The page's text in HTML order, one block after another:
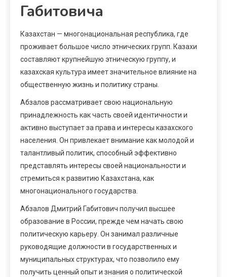
Габитовича
Казахстан — многонациональная республика, где
проживает большое число этнических групп. Казахи
составляют крупнейшую этническую группу, и
казахская культура имеет значительное влияние на
общественную жизнь и политику страны.
Абзалов рассматривает свою национальную
принадлежность как часть своей идентичности и
активно выступает за права и интересы казахского
населения. Он привлекает внимание как молодой и
талантливый политик, способный эффективно
представлять интересы своей национальности и
стремиться к развитию Казахстана, как
многонационального государства.
Абзалов Дмитрий Габитович получил высшее
образование в России, прежде чем начать свою
политическую карьеру. Он занимал различные
руководящие должности в государственных и
муниципальных структурах, что позволило ему
получить ценный опыт и знания о политической